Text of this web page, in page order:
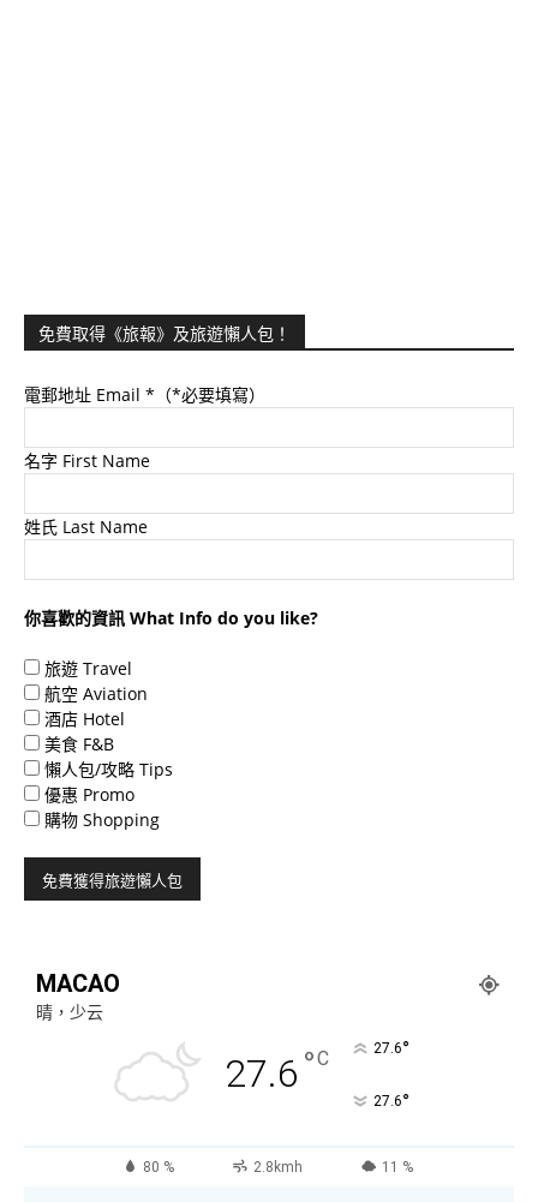
免費取得《旅報》及旅遊懶人包！
電郵地址 Email *（*必要填寫）
名字 First Name
姓氏 Last Name
你喜歡的資訊 What Info do you like?
旅遊 Travel
航空 Aviation
酒店 Hotel
美食 F&B
懶人包/攻略 Tips
優惠 Promo
購物 Shopping
MACAO
晴，少云
27.6 °C 27.6°
27.6°
80 % 2.8kmh 11 %